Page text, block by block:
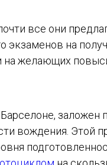
все они
экзаменов на
на желающих
заложен
вождения. Этой